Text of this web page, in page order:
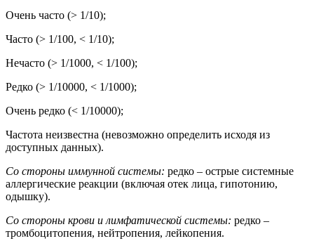
Очень часто (> 1/10);
Часто (> 1/100, < 1/10);
Нечасто (> 1/1000, < 1/100);
Редко (> 1/10000, < 1/1000);
Очень редко (< 1/10000);
Частота неизвестна (невозможно определить исходя из
доступных данных).
Со стороны иммунной системы: редко – острые системные
аллергические реакции (включая отек лица, гипотонию,
одышку).
Со стороны крови и лимфатической системы: редко –
тромбоцитопения, нейтропения, лейкопения.